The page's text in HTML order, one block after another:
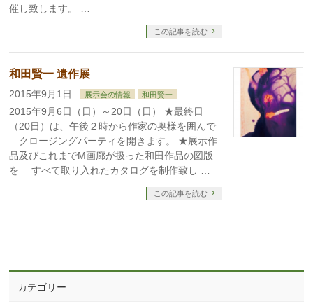
催し致します。 …
この記事を読む
和田賢一 遺作展
2015年9月1日 展示会の情報 和田賢一
2015年9月6日（日）～20日（日） ★最終日
（20日）は、午後２時から作家の奥様を囲んで
クロージングパーティを開きます。 ★展示作
品及びこれまでM画廊が扱った和田作品の図版
を すべて取り入れたカタログを制作致し …
この記事を読む
カテゴリー